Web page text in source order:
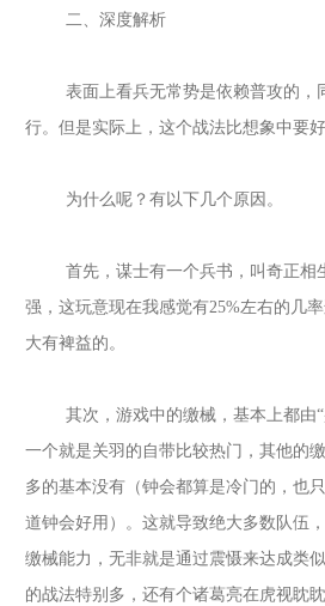
二、深度解析
表面上看兵无常势是依赖普攻的，
行。但是实际上，这个战法比想象中要好
为什么呢？有以下几个原因。
首先，谋士有一个兵书，叫奇正相
强，这玩意现在我感觉有25%左右的几
大有裨益的。
其次，游戏中的缴械，基本上都由
一个就是关羽的自带比较热门，其他的
多的基本没有（钟会都算是冷门的，也
道钟会好用）。这就导致绝大多数队伍
缴械能力，无非就是通过震慑来达成类
的战法特别多，还有个诸葛亮在虎视眈眈